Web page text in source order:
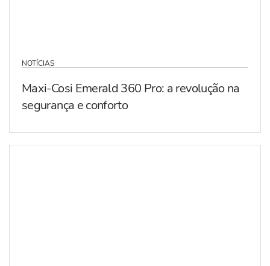
NOTÍCIAS
Maxi-Cosi Emerald 360 Pro: a revolução na
segurança e conforto